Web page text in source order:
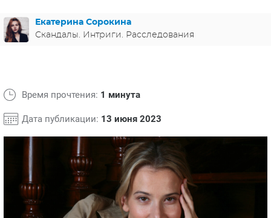
Екатерина Сорокина
Скандалы. Интриги. Расследования
Время прочтения: 1 минута
Дата публикации: 13 июня 2023